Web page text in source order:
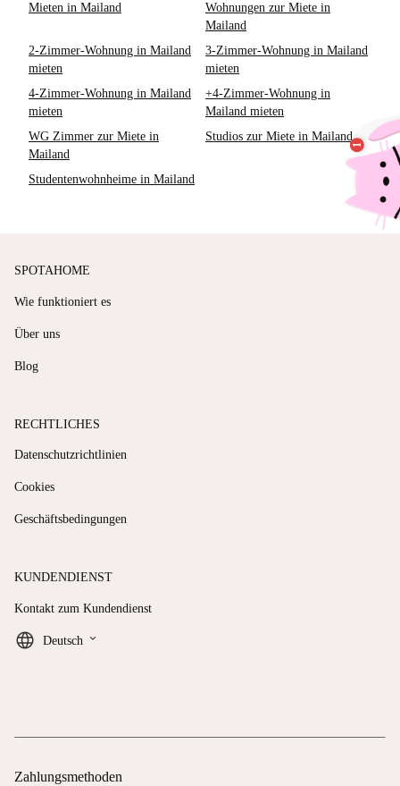
Mieten in Mailand
Wohnungen zur Miete in
Mailand
2-Zimmer-Wohnung in Mailand
mieten
3-Zimmer-Wohnung in Mailand
mieten
4-Zimmer-Wohnung in Mailand
mieten
+4-Zimmer-Wohnung in
Mailand mieten
WG Zimmer zur Miete in
Mailand
Studios zur Miete in Mailand
Studentenwohnheime in Mailand
SPOTAHOME
Wie funktioniert es
Über uns
Blog
RECHTLICHES
Datenschutzrichtlinien
Cookies
Geschäftsbedingungen
KUNDENDIENST
Kontakt zum Kundendienst
Deutsch keyboard_arrow_down
Zahlungsmethoden